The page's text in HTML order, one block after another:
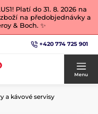
Platí do 31. 8. 2026 na
na předobjednávky a
& Boch. ✨
+420 774 725 901
Menu
a kávové servisy